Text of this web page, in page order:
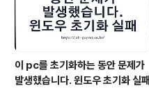
이 pc를 초기화하는 동안 문제가
발생했습니다. 윈도우 초기화 실패